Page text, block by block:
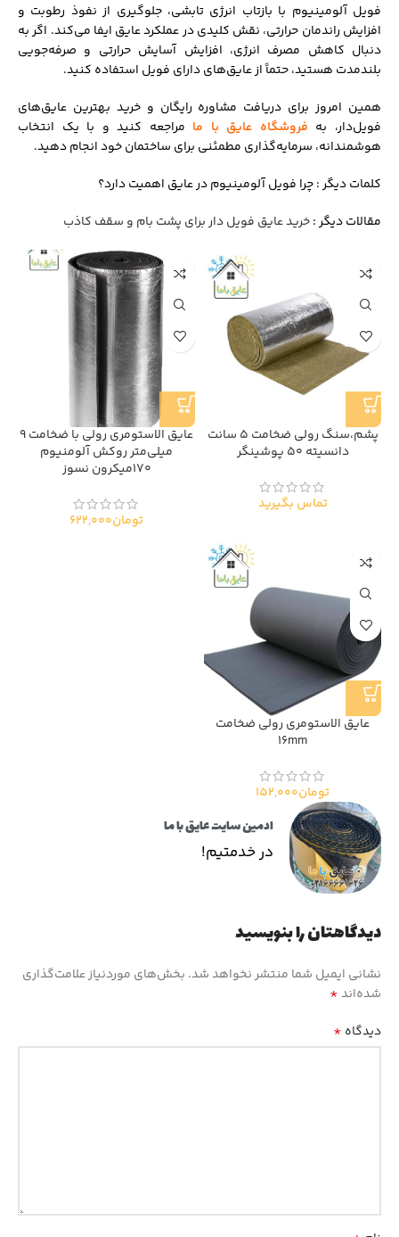
فویل آلومینیوم با بازتاب انرژی تابشی، جلوگیری از نفوذ رطوبت و
افزایش راندمان حرارتی، نقش کلیدی در عملکرد عایق ایفا می‌کند. اگر به
دنبال کاهش مصرف انرژی، افزایش آسایش حرارتی و صرفه‌جویی
بلندمدت هستید، حتماً از عایق‌های دارای فویل استفاده کنید.
همین امروز برای دریافت مشاوره رایگان و خرید بهترین عایق‌های
فویل‌دار، به فروشگاه عایق با ما مراجعه کنید و با یک انتخاب
هوشمندانه، سرمایه‌گذاری مطمئنی برای ساختمان خود انجام دهید.
کلمات دیگر : چرا فویل آلومینیوم در عایق اهمیت دارد؟
مقالات دیگر :خرید عایق فویل دار برای پشت بام و سقف کاذب
پشم،سنگ رولی ضخامت ۵ سانت
دانسیته ۵۰ پوشینگر
تماس بگیرید
عایق الاستومری رولی با ضخامت 9
میلی‌متر روکش آلومنیوم
170میکرون نسوز
تومان622,000
عایق الاستومری رولی ضخامت
16mm
تومان152,000
ادمین سایت عایق با ما
در خدمتیم!
دیدگاهتان را بنویسید
نشانی ایمیل شما منتشر نخواهد شد. بخش‌های موردنیاز علامت‌گذاری
شده‌اند*
دیدگاه *